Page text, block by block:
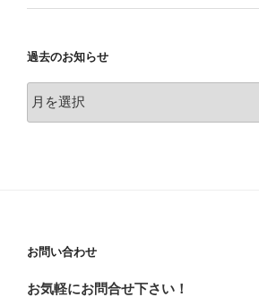
過去のお知らせ
去
お問い合わせ
お気軽にお問合せ下さい！